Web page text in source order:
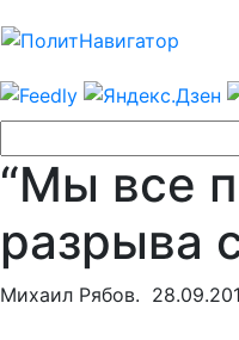
“Мы все
разрыва
Михаил Рябов.